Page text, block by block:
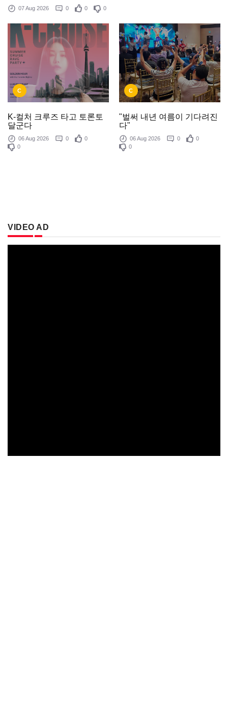
07 Aug 2026 0 0 0
C
K-컬처 크루즈 타고 토론토
달군다
06 Aug 2026 0
0
0
C
"벌써 내년 여름이 기다려진
다"
06 Aug 2026 0
0
0
VIDEO AD